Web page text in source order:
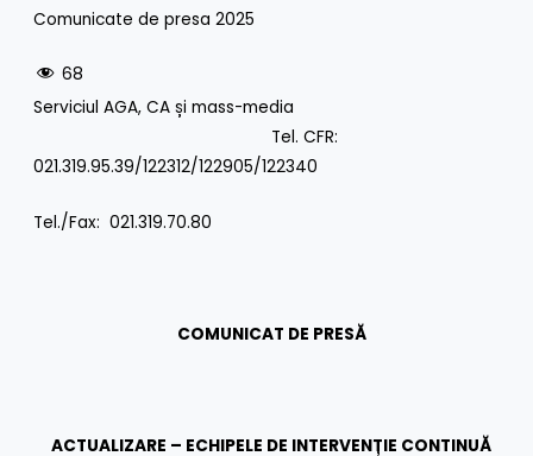
Comunicate de presa 2025
68
Serviciul AGA, CA și mass-media
Tel. CFR:
021.319.95.39/122312/122905/122340
Tel./Fax: 021.319.70.80
COMUNICAT DE PRESĂ
ACTUALIZARE – ECHIPELE DE INTERVENȚIE CONTINUĂ